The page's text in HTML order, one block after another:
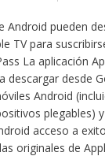
Android pueden
TV para
La aplicación
descargar desde
Android
plegables)
acceso a
originales de